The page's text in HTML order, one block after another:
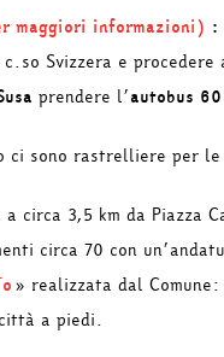
maggiori informazioni) :
c.so Svizzera e
prendere l’autobus 60
ci sono rastrelliere per
circa 3,5 km da Piazza
circa 70 con
» realizzata dal
a piedi.